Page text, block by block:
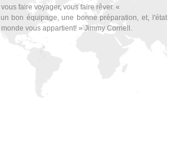
faire voyager, vous faire rêver. «
bon équipage, une bonne préparation, et, l'état
vous appartient! » Jimmy Cornell.